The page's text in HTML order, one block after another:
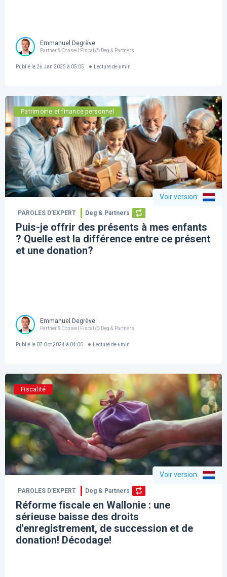
Emmanuel Degrève
Partner & Conseil Fiscal @ Deg & Partners
Publié le26 Jan 2025 à 05:05 Lecture de 6min
Patrimoine et finance personnel
Voir version:
PAROLES D’EXPERT Deg & Partners
Puis-je offrir des présents à mes enfants
? Quelle est la différence entre ce présent
et une donation?
Emmanuel Degrève
Partner & Conseil Fiscal @ Deg & Partners
Publié le 07 Oct 2024 à 04:00 Lecture de 6min
Fiscalité
Voir version:
PAROLES D’EXPERT Deg & Partners
Réforme fiscale en Wallonie : une
sérieuse baisse des droits
d'enregistrement, de succession et de
donation! Décodage!